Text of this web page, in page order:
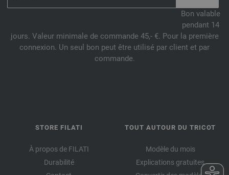
Bon valable
pendant 14
jours. Valeur minimale de commande 45,- €. Pour la première
connexion. Un seul bon peut être utilisé par client et par
commande.
STORE FILATI
À propos de FILATI
Durabilité
TOUT AUTOUR DU TRICOT
Modèle du mois
Explications gratuites